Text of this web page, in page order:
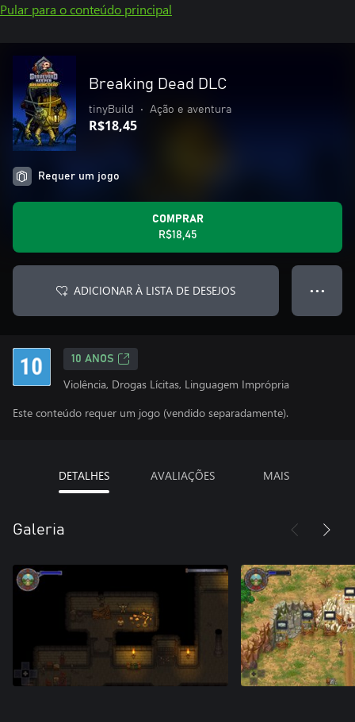
Pular para o conteúdo principal
Breaking Dead DLC
tinyBuild • Ação e aventura
R$18,45
Requer um jogo
COMPRAR
R$18,45
ADICIONAR À LISTA DE DESEJOS ● ● ●
10 ANOS
Violência, Drogas Lícitas, Linguagem Imprópria
Este conteúdo requer um jogo (vendido separadamente).
DETALHES AVALIAÇÕES MAIS
Galeria